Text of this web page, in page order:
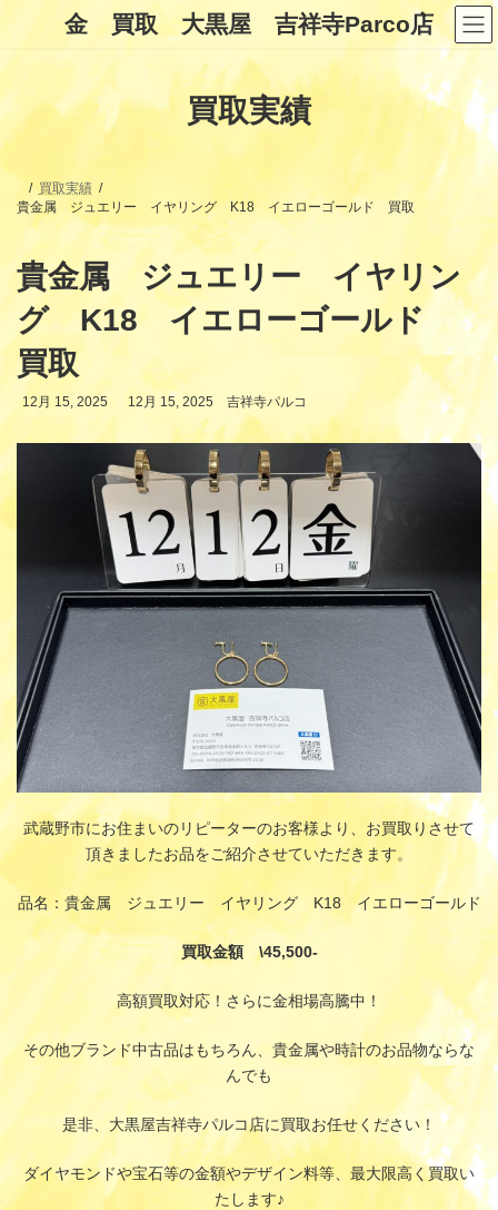
ン
キ
ッ
ー
に
移
金 買取 大黒屋 吉祥寺Parco店
買取実績
買取実績
貴金属 ジュエリー イヤリング K18 イエローゴールド 買取
貴金属 ジュエリー イヤリン
グ K18 イエローゴールド
買取
12月 15, 2025
最
新
日
時
:
12月 15, 2025 吉祥寺パルコ
武蔵野市にお住まいのリピーターのお客様より、お買取りさせて
頂きましたお品をご紹介させていただきます。
品名：貴金属 ジュエリー イヤリング K18 イエローゴールド
買取金額 \45,500-
高額買取対応！さらに金相場高騰中！
その他ブランド中古品はもちろん、貴金属や時計のお品物ならな
んでも
是非、大黒屋吉祥寺パルコ店に買取お任せください！
ダイヤモンドや宝石等の金額やデザイン料等、最大限高く買取い
たします♪